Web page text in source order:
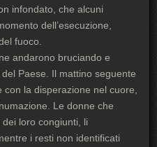
infondato, che alcuni
dell’esecuzione,
fuoco.
andarono bruciando e
Paese. Il mattino seguente
la disperazione nel cuore,
Le donne che
loro congiunti, li
i resti non identificati